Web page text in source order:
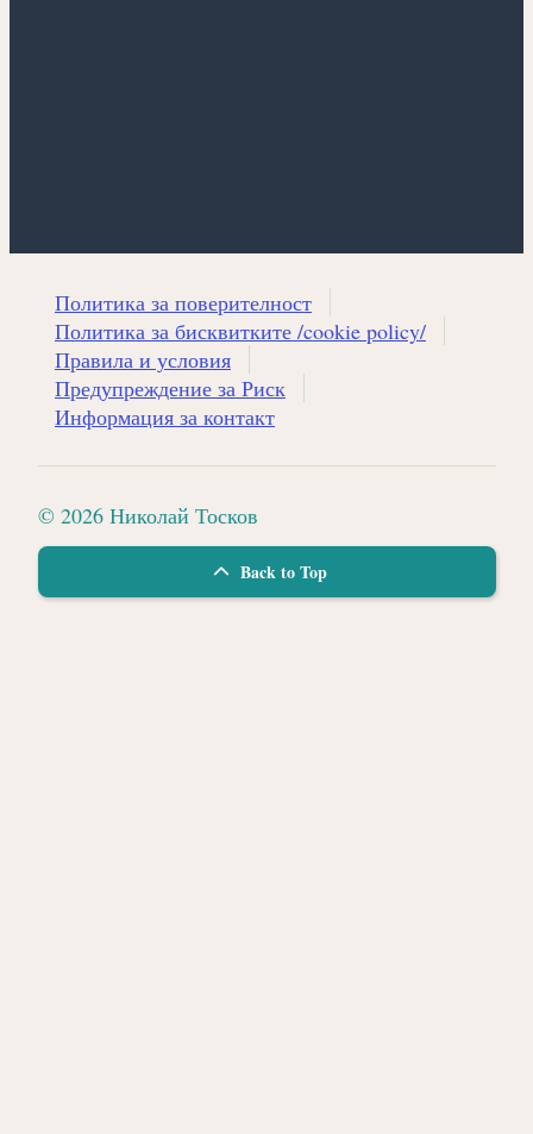
Политика за поверителност
Политика за бисквитките /cookie policy/
Правила и условия
Предупреждение за Риск
Информация за контакт
© 2026 Николай Тосков
Back to Top